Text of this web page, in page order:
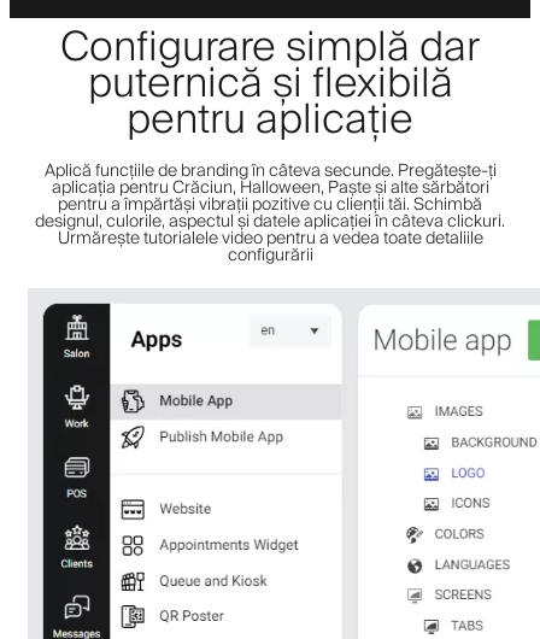
Configurare simplă dar
puternică și flexibilă
pentru aplicație
Aplică funcțiile de branding în câteva secunde. Pregătește-ți
aplicația pentru Crăciun, Halloween, Paște și alte sărbători
pentru a împărtăși vibrații pozitive cu clienții tăi. Schimbă
designul, culorile, aspectul și datele aplicației în câteva clickuri.
Urmărește tutorialele video pentru a vedea toate detaliile
configurării